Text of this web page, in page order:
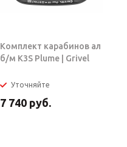
Комплект карабинов ал
б/м K3S Plume | Grivel
Уточняйте
7 740 руб.